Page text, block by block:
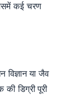
कई चरण
विज्ञान या जैव
डिग्री पूरी